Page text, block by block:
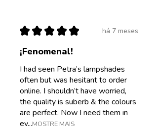
★ ★ ★ ★ ★ há 7 meses
¡Fenomenal!
I had seen Petra’s lampshades
often but was hesitant to order
online. I shouldn’t have worried,
the quality is suberb & the colours
are perfect. Now I need them in
ev...MOSTRE MAIS